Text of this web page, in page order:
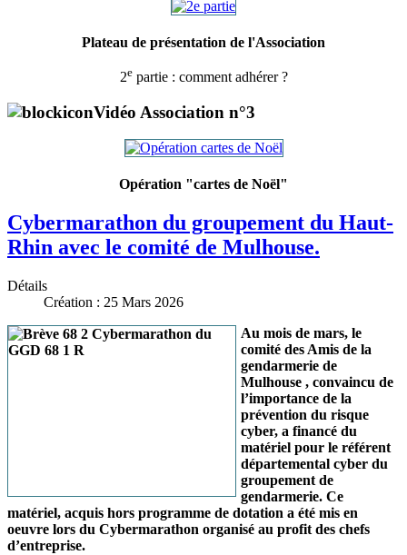
Plateau de présentation de l'Association
2epartie : comment adhérer ?
Vidéo Association n°3
Opération "cartes de Noël"
Cybermarathon du groupement du Haut-
Rhin avec le comité de Mulhouse.
Détails
Création : 25 Mars 2026
Au mois de mars, le
comité des Amis de la
gendarmerie de
Mulhouse , convaincu de
l’importance de la
prévention du risque
cyber, a financé du
matériel pour le référent
départemental cyber du
groupement de
gendarmerie. Ce
matériel, acquis hors programme de dotation a été mis en
oeuvre lors du Cybermarathon organisé au profit des chefs
d’entreprise.